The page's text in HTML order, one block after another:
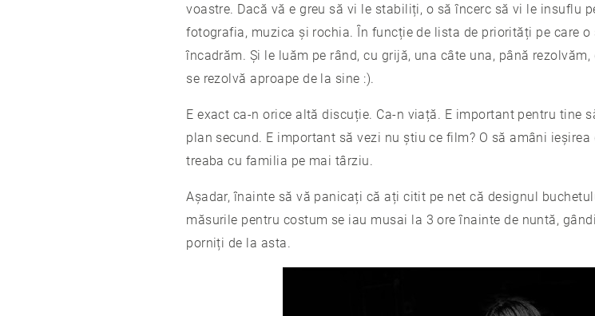
voastre. Dacă vă e greu să vi le stabiliți, o să încerc să vi le insuflu
fotografia, muzica și rochia. În funcție de lista de priorități pe care
încadrăm. Și le luăm pe rând, cu grijă, una câte una, până
se rezolvă aproape de la sine :).
E exact ca-n orice altă discuție. Ca-n viață. E important pentru tine
plan secund. E important să vezi nu știu ce film? O să amâni
treaba cu familia pe mai târziu.
Așadar, înainte să vă panicați că ați citit pe net că designul
măsurile pentru costum se iau musai la 3 ore înainte de nuntă,
porniți de la asta.